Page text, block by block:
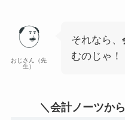
おじさん（先
生）
それなら、
むのじゃ！
＼会計ノーツか